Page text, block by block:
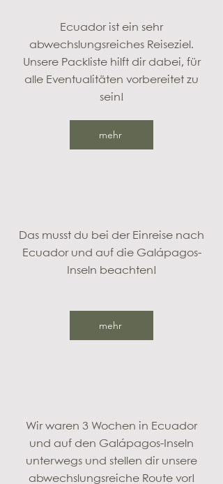
Ecuador ist ein sehr
abwechslungsreiches Reiseziel.
Unsere Packliste hilft dir dabei, für
alle Eventualitäten vorbereitet zu
sein!
mehr
Das musst du bei der Einreise nach
Ecuador und auf die Galápagos-
Inseln beachten!
mehr
Wir waren 3 Wochen in Ecuador
und auf den Galápagos-Inseln
unterwegs und stellen dir unsere
abwechslungsreiche Route vor!​